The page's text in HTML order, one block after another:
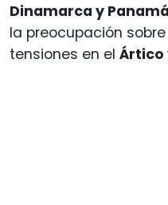
Dinamarca y Panamá
la preocupación
tensiones en el Ártico